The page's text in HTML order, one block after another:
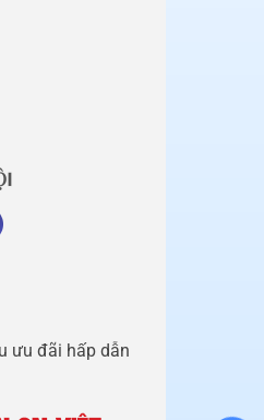
ưu đãi hấp dẫn